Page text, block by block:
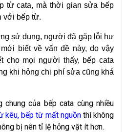
từ cata, mà thời gian sửa bếp
với bếp từ.
sử dụng, người đã gặp lỗi hư
biết về vấn đề này, do vậy
cho mọi người thấy, bếp cata
khi hỏng chi phí sửa cũng khá
chung của bếp cata cùng nhiều
kêu,bếp từ mất nguồnthì không
bị nên tỉ lệ hỏng vặt ít hơn.